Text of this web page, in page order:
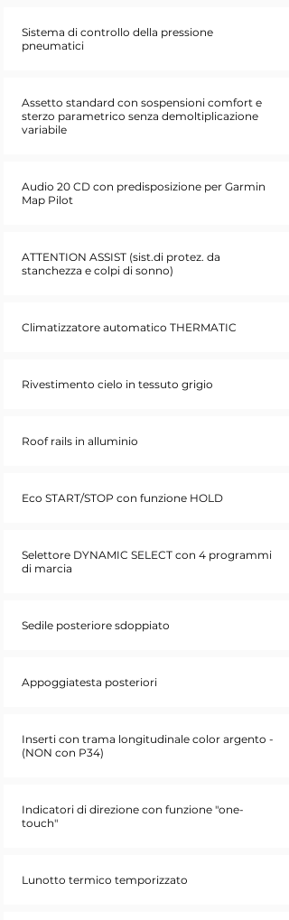
Sistema di controllo della pressione
pneumatici
Assetto standard con sospensioni comfort e
sterzo parametrico senza demoltiplicazione
variabile
Audio 20 CD con predisposizione per Garmin
Map Pilot
ATTENTION ASSIST (sist.di protez. da
stanchezza e colpi di sonno)
Climatizzatore automatico THERMATIC
Rivestimento cielo in tessuto grigio
Roof rails in alluminio
Eco START/STOP con funzione HOLD
Selettore DYNAMIC SELECT con 4 programmi
di marcia
Sedile posteriore sdoppiato
Appoggiatesta posteriori
Inserti con trama longitudinale color argento -
(NON con P34)
Indicatori di direzione con funzione "one-
touch"
Lunotto termico temporizzato